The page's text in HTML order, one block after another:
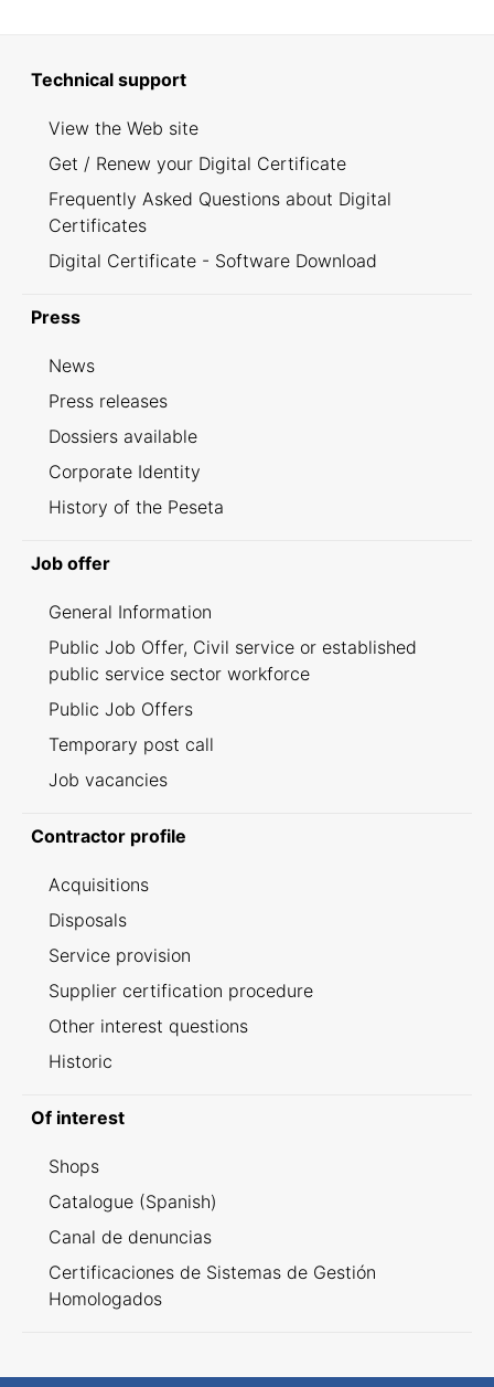
Technical support
View the Web site
Get / Renew your Digital Certificate
Frequently Asked Questions about Digital
Certificates
Digital Certificate - Software Download
Press
News
Press releases
Dossiers available
Corporate Identity
History of the Peseta
Job offer
General Information
Public Job Offer, Civil service or established
public service sector workforce
Public Job Offers
Temporary post call
Job vacancies
Contractor profile
Acquisitions
Disposals
Service provision
Supplier certification procedure
Other interest questions
Historic
Of interest
Shops
Catalogue (Spanish)
Canal de denuncias
Certificaciones de Sistemas de Gestión
Homologados